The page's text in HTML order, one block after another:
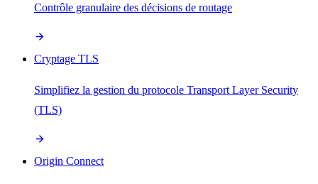
Contrôle granulaire des décisions de routage
Cryptage TLS
Simplifiez la gestion du protocole Transport Layer Security
(TLS)
Origin Connect